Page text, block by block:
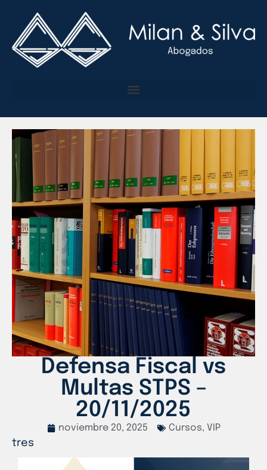
Defensa Fiscal vs
Multas STPS –
20/11/2025
noviembre 20, 2025 Cursos, VIP
tres